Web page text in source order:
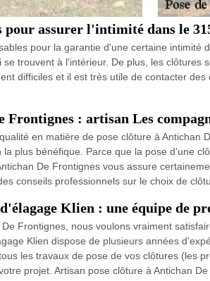
assurer l'intimité dans le
pour la garantie d'une certaine
trouvent à l'intérieur. De plus, les
difficiles et il est très utile de contacter
Frontignes : artisan Les
en matière de pose clôture à Antichan
plus bénéfique. Parce que la pose d’une
De Frontignes vous assure
conseils professionnels sur le choix de
Klien : une équipe de
Frontignes, nous voulons vraiment
Klien dispose de plusieurs années
les travaux de pose de vos clôtures (les
projet. Artisan pose clôture à Antichan